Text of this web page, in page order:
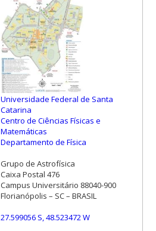
Universidade Federal de Santa
Catarina
Centro de Ciências Físicas e
Matemáticas
Departamento de Física
Grupo de Astrofísica
Caixa Postal 476
Campus Universitário 88040-900
Florianópolis – SC – BRASIL
27.599056 S, 48.523472 W